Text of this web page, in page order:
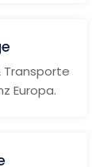
Transporte
Europa.